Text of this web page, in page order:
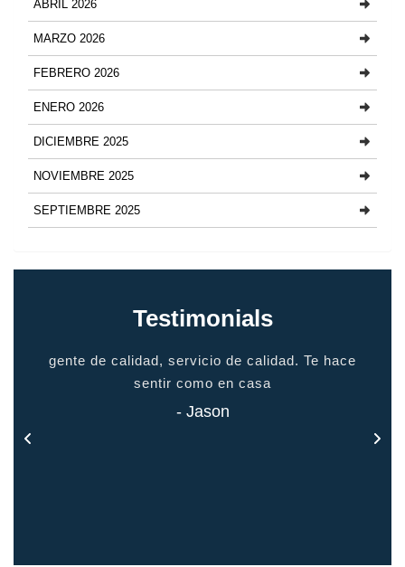
ABRIL 2026
MARZO 2026
FEBRERO 2026
ENERO 2026
DICIEMBRE 2025
NOVIEMBRE 2025
SEPTIEMBRE 2025
Testimonials
gente de calidad, servicio de calidad. Te hace
sentir como en casa
- Jason